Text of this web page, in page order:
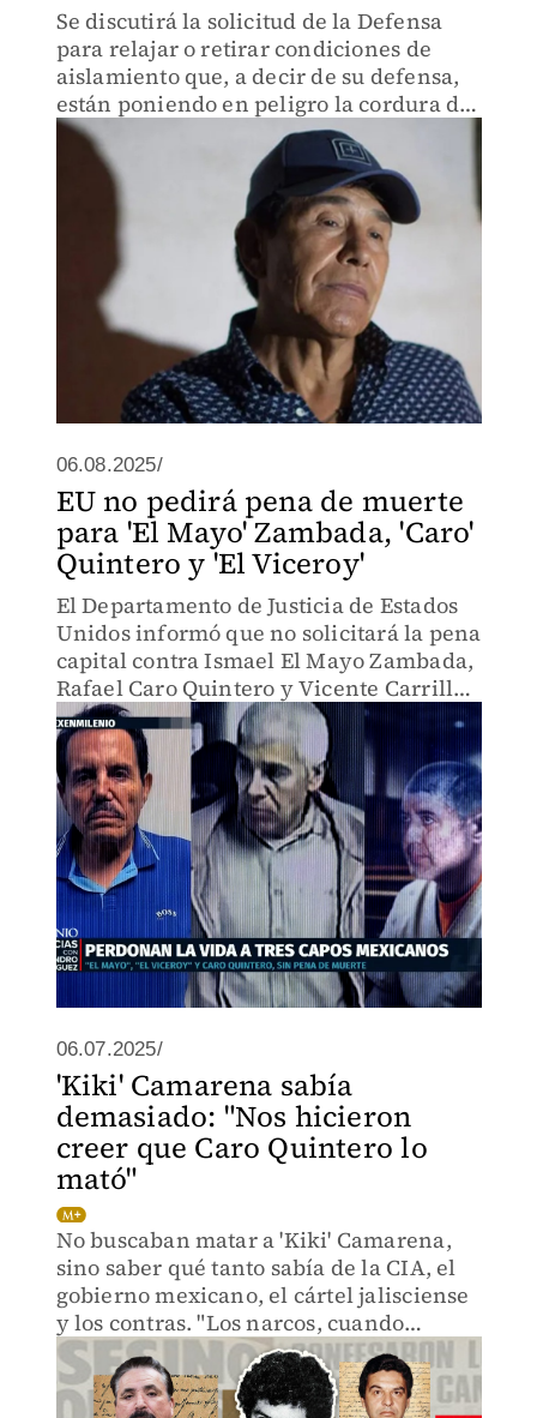
Se discutirá la solicitud de la Defensa
para relajar o retirar condiciones de
aislamiento que, a decir de su defensa,
están poniendo en peligro la cordura del
capo.
06.08.2025/
EU no pedirá pena de muerte
para 'El Mayo' Zambada, 'Caro'
Quintero y 'El Viceroy'
El Departamento de Justicia de Estados
Unidos informó que no solicitará la pena
capital contra Ismael El Mayo Zambada,
Rafael Caro Quintero y Vicente Carrillo
Fuentes El Viceroy, buscados por delitos
relacionados con el narcotráfico.
06.07.2025/
'Kiki' Camarena sabía
demasiado: "Nos hicieron
creer que Caro Quintero lo
mató"
No buscaban matar a 'Kiki' Camarena,
sino saber qué tanto sabía de la CIA, el
gobierno mexicano, el cártel jalisciense
y los contras. "Los narcos, cuando
matan, matan".